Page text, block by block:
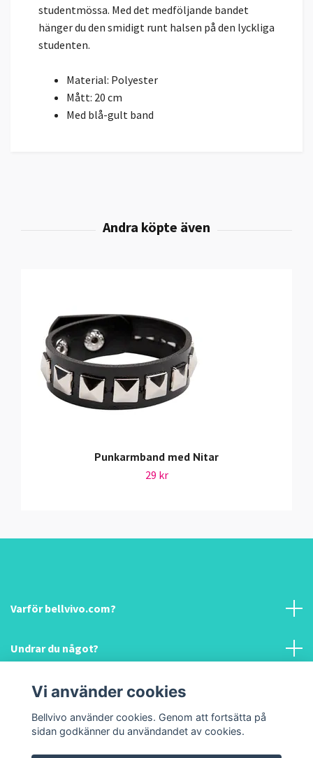
studentmössa. Med det medföljande bandet
hänger du den smidigt runt halsen på den lyckliga
studenten.
Material: Polyester
Mått: 20 cm
Med blå-gult band
Punkarmband med Nitar
29 kr
Varför bellvivo.com?
Undrar du något?
Information & hjälp!
Sociala medier
Vi använder cookies
Bellvivo använder cookies. Genom att fortsätta på
sidan godkänner du användandet av cookies.